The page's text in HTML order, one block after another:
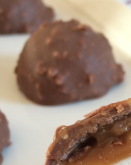
CONFISERIES /
CHOCOLATS
CRÈMES / FLANS /
MOUSSES
DESSERTS FRUITÉS
GLACES / SORBETS
MUFFINS / CUPCAKES /